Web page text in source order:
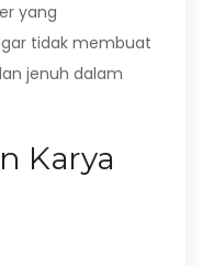
yang
tidak membuat
jenuh dalam
Karya